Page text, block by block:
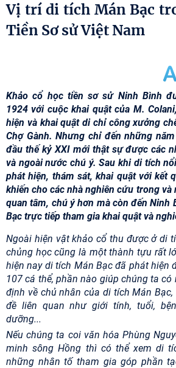
Vị trí di tích Mán Bạc trong giai đoạn
Tiền Sơ sử Việt Nam
Khảo cổ học tiền sơ sử Ninh Bình
1924 với cuộc khai quật của M.
hiện và khai quật di chỉ công xưởng
Chợ Gành. Nhưng chỉ đến những
đầu thế kỷ XXI mới thật sự được các
và ngoài nước chú ý. Sau khi di tích
phát hiện, thám sát, khai quật với kết
khiến cho các nhà nghiên cứu trong
quan tâm, chú ý hơn mà còn đến Ninh
Bạc trực tiếp tham gia khai quật và
Ngoài hiện vật khảo cổ thu được ở di
chủng học cũng là một thành tựu rất
hiện nay di tích Mán Bạc đã phát hiện
107 cá thể, phần nào giúp chúng ta
định về chủ nhân của di tích Mán
đề liên quan như giới tính, tuổi,
dưỡng...
Nếu chúng ta coi văn hóa Phùng
minh sông Hồng thì có thể xem di
những nhân tố tham gia góp phần